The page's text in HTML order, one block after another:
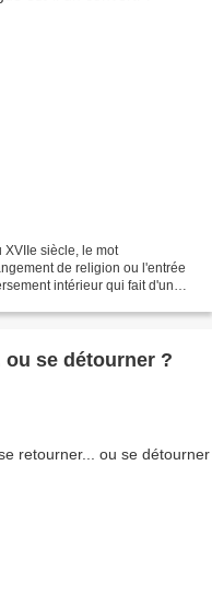
siècle, le mot
de religion ou l'entrée
intérieur qui fait d'un
se détourner ?